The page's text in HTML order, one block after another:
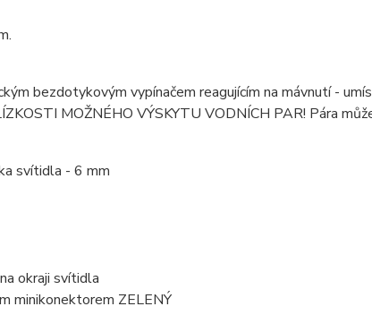
bezdotykovým vypínačem reagujícím na mávnutí -
MOŽNÉHO VÝSKYTU VODNÍCH PAR! Pára
svítidla - 6 mm
okraji svítidla
minikonektorem ZELENÝ